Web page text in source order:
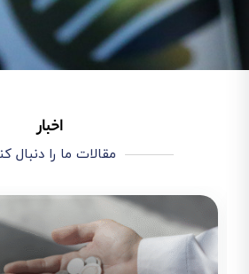
اخبار
مقالات ما را دنبال